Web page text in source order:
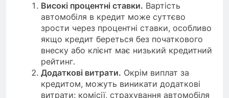
Високі процентні ставки. Вартість
автомобіля в кредит може суттєво
зрости через процентні ставки, особливо
якщо кредит береться без початкового
внеску або клієнт має низький кредитний
рейтинг.
Додаткові витрати. Окрім виплат за
кредитом, можуть виникати додаткові
витрати: комісії, страхування автомобіля